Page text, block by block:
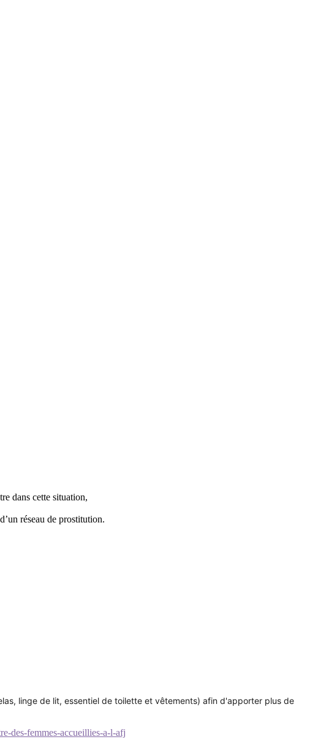
dans cette situation,
réseau de prostitution.
linge de lit, essentiel de toilette et vêtements) afin d'apporter plus de
des-femmes-accueillies-a-l-afj